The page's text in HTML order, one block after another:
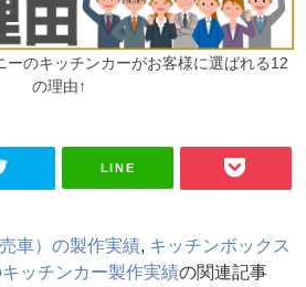
ーのキッチンカーがお客様に選ばれる12
の理由↑
LINE
車）の製作実績 キッチンボックス
ッチンカー製作実績の関連記事